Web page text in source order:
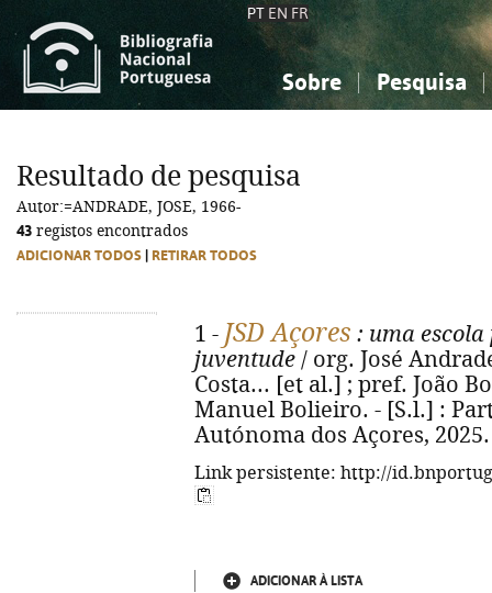
PT EN FR
Sobre Pesquisa
Ciências sociais...
Ciências sociais...
Resultado de pesquisa
Autor:=ANDRADE, JOSE, 1966-
43 registos encontrados
ADICIONAR TODOS RETIRAR TODOS
1 - JSD Açores : uma
juventude / org. José
Costa... [et al.] ; pref. João
Manuel Bolieiro. - [S.l.] :
Autónoma dos Açores,
Link persistente: http://
ADICIONAR À LISTA